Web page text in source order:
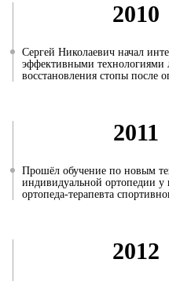
2010
Сергей Николаевич начал
эффективными технологиями
восстановления стопы после
2011
Прошёл обучение по новым
индивидуальной ортопедии у
ортопеда-терапевта
2012